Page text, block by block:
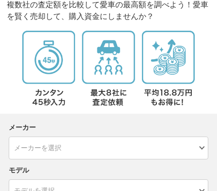
複数社の査定額を比較して愛車の最高額を調べよう！愛車
を賢く売却して、購入資金にしませんか？
メーカー
モデル